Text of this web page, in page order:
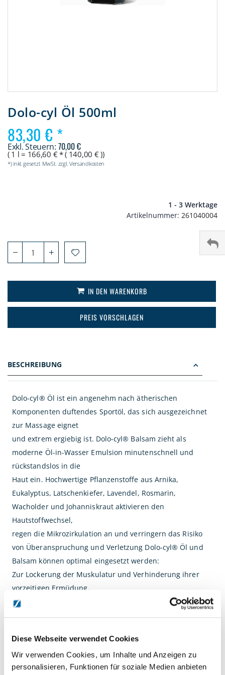
Diese Webseite verwendet Cookies
Wir verwenden Cookies, um Inhalte und Anzeigen zu
personalisieren, Funktionen für soziale Medien anbieten
Anfang
der
springen
Dolo-cyl Öl 500ml
83,30 €
70,00 €
( 1 l = 166,60 € * ( 140,00 € ))
*) inkl. gesetzl. MwSt. zzgl. Versandkosten
1 - 3 Werktage
Artikelnummer 261040004
IN DEN WARENKORB
PREIS VORSCHLAGEN
BESCHREIBUNG
Dolo-cyl® Öl ist ein angenehm nach ätherischen
Komponenten duftendes Sportöl, das sich ausgezeichnet
zur Massage eignet
und extrem ergiebig ist. Dolo-cyl® Balsam zieht als
moderne Öl-in-Wasser Emulsion minutenschnell und
rückstandslos in die
Haut ein. Hochwertige Pflanzenstoffe aus Arnika,
Eukalyptus, Latschenkiefer, Lavendel, Rosmarin,
Wacholder und Johanniskraut aktivieren den
Hautstoffwechsel,
regen die Mikrozirkulation an und verringern das Risiko
von Überanspruchung und Verletzung Dolo-cyl® Öl und
Balsam können optimal eingesetzt werden:
Zur Lockerung der Muskulatur und Verhinderung ihrer
vorzeitigen Ermüdung.
Zur Vorbeugung gegen Muskelschmerzen
Muskelkater
Vor dem Sport oder körperlicher Belastung können Dolo-
cyl® Öl und Balsam hervorragend zum warming-up